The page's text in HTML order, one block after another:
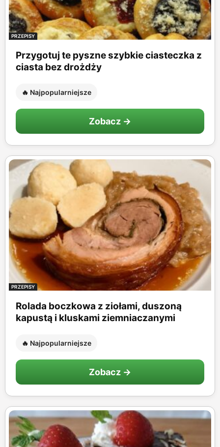
PRZEPISY
Przygotuj te pyszne szybkie ciasteczka z
ciasta bez drożdży
🔥 Najpopularniejsze
Zobacz →
PRZEPISY
Rolada boczkowa z ziołami, duszoną
kapustą i kluskami ziemniaczanymi
🔥 Najpopularniejsze
Zobacz →